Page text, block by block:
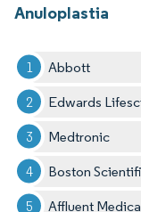
Anuloplastia
Abbott
Edwards
Medtronic
Boston
Affluent